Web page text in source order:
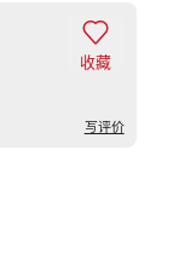
写评价

收藏